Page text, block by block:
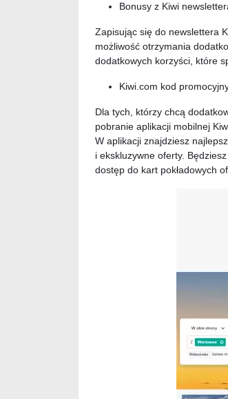
Bonusy z Kiwi
Zapisując się do newslettera
możliwość otrzymania
dodatkowych korzyści, które
Kiwi.com kod
Dla tych, którzy chcą
pobranie aplikacji mobilnej
W aplikacji znajdziesz
i ekskluzywne oferty.
dostęp do kart pokładowych